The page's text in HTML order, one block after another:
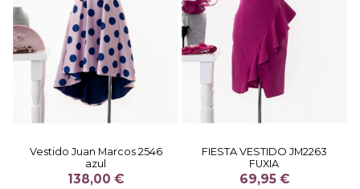
Vestido Juan Marcos 2546
azul
138,00 €
FIESTA VESTIDO JM2263
FUXIA
69,95 €